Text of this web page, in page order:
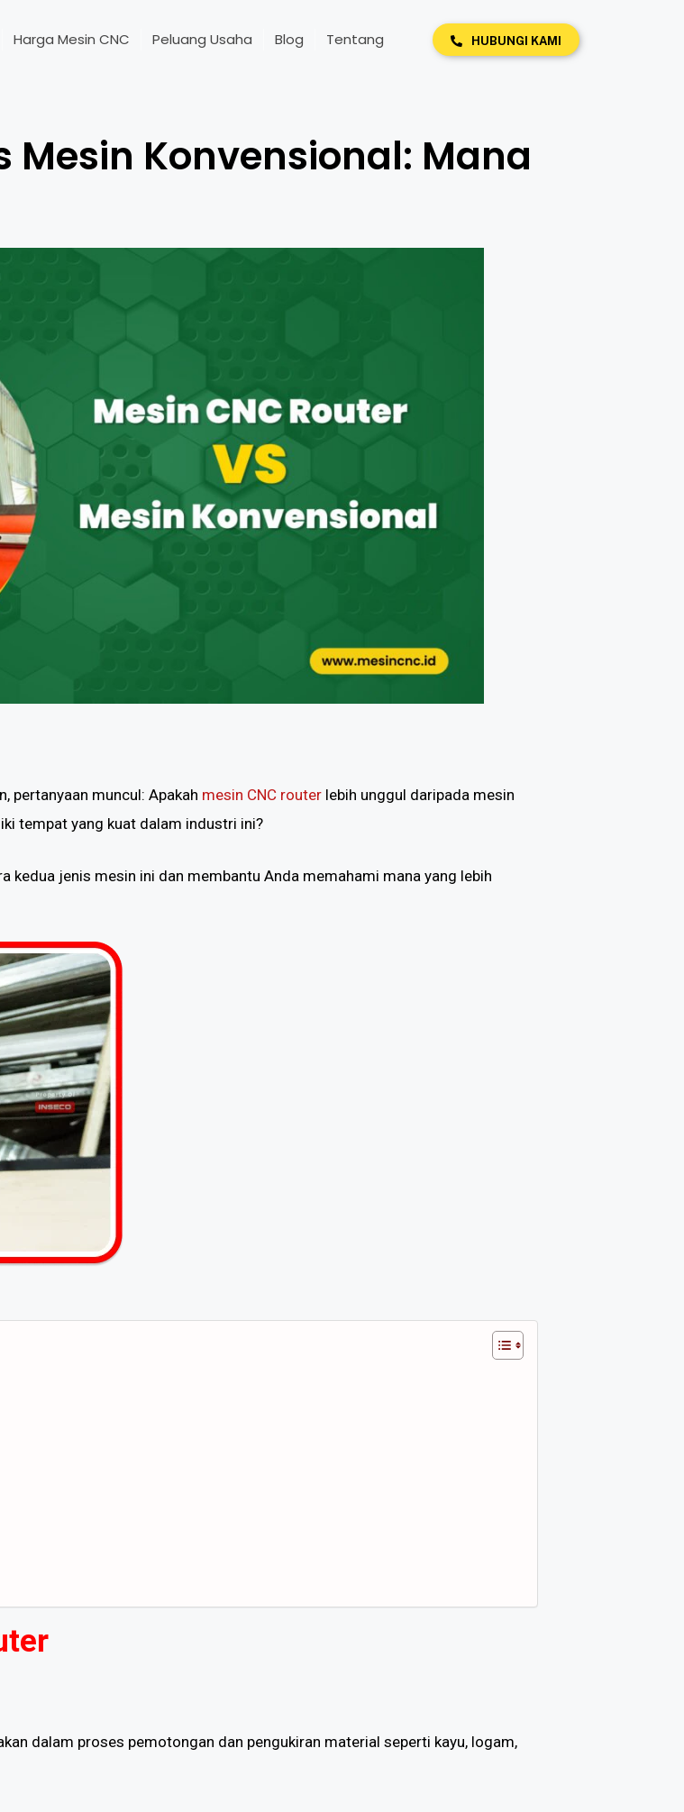
Harga Mesin CNC Peluang Usaha Blog Tentang HUBUNGI KAMI
Mesin Konvensional: Mana
pertanyaan muncul: Apakah mesin CNC router lebih unggul daripada mesin
tempat yang kuat dalam industri ini?
kedua jenis mesin ini dan membantu Anda memahami mana yang lebih
dalam proses pemotongan dan pengukiran material seperti kayu, logam,